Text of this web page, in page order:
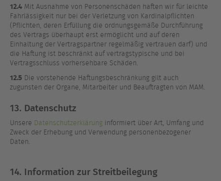
12.4 Mit Ausnahme von Personenschäden haften wir für leichte
Fahrlässigkeit nur bei der Verletzung von Kardinalpflichten
(Pflichten, deren Erfüllung die ordnungsgemäße Durchführung
des Vertrags überhaupt erst ermöglicht und auf deren
Einhaltung der Vertragspartner regelmäßig vertrauen darf) und
die Haftung ist beschränkt auf vertragstypische und bei
Vertragsschluss vorhersehbare Schäden.
12.5 Die vorstehende Haftungsbeschränkung gilt auch
zugunsten der Organe, Mitarbeiter und Beauftragten von MAM.
13. Datenschutz
Unsere Datenschutzerklärung informiert über Art, Umfang und
Zweck der Erhebung und Verwendung personenbezogener
Daten.
14. Information zur Streitbeilegung